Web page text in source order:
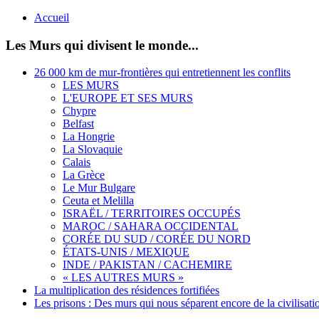
Accueil
Les Murs qui divisent le monde...
26 000 km de mur-frontières qui entretiennent les conflits
LES MURS
L'EUROPE ET SES MURS
Chypre
Belfast
La Hongrie
La Slovaquie
Calais
La Grèce
Le Mur Bulgare
Ceuta et Melilla
ISRAËL / TERRITOIRES OCCUPÉS
MAROC / SAHARA OCCIDENTAL
CORÉE DU SUD / CORÉE DU NORD
ÉTATS-UNIS / MEXIQUE
INDE / PAKISTAN / CACHEMIRE
« LES AUTRES MURS »
La multiplication des résidences fortifiées
Les prisons : Des murs qui nous séparent encore de la